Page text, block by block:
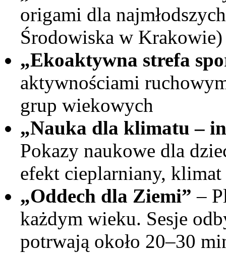
origami dla
Środowiska w Krakowie)
„Ekoaktywna strefa
aktywnościami
grup wiekowych
„Nauka dla klimatu –
Pokazy naukowe dla
efekt cieplarniany, klimat
„Oddech dla Ziemi” –
każdym wieku. Sesje
potrwają około 20–30